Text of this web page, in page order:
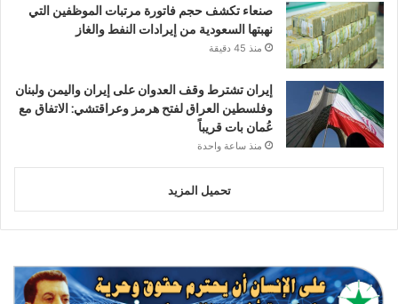
صنعاء تكشف حجم فاتورة مرتبات الموظفين التي
نهبتها السعودية من إيرادات النفط والغاز
منذ 45 دقيقة
إيران تشترط وقف العدوان على إيران واليمن ولبنان
وفلسطين العراق لفتح هرمز وعراقتشي: الاتفاق مع
عُمان بات قريباً
منذ ساعة واحدة
تحميل المزيد